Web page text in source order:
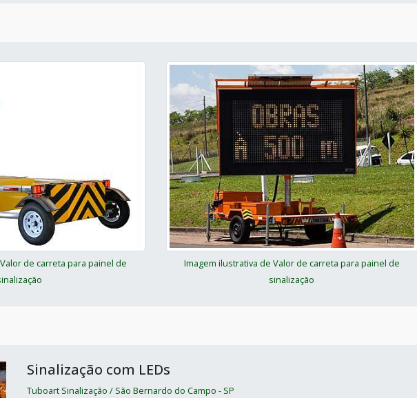
de carreta para painel de
Imagem ilustrativa de Valor de carreta para painel de
sinalização
Sinalização com LEDs
Tuboart Sinalização / São Bernardo do Campo - SP